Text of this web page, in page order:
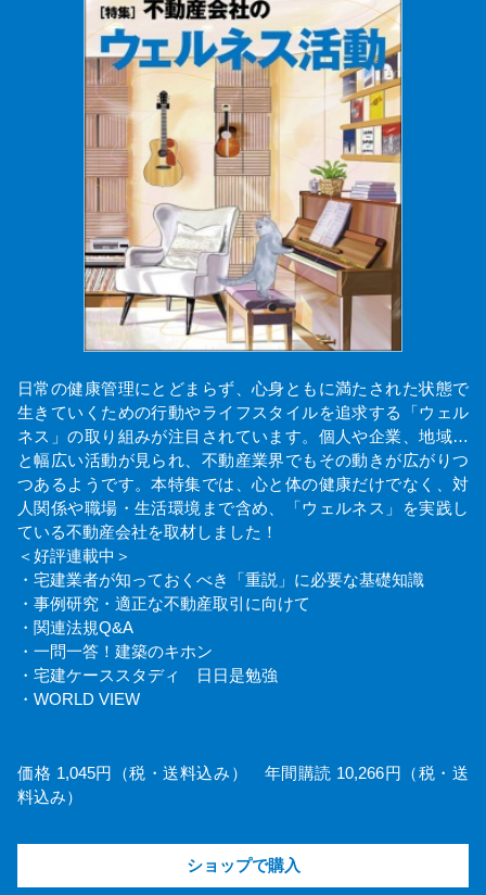
日常の健康管理にとどまらず、心身ともに満たされた状態で
生きていくための行動やライフスタイルを追求する「ウェル
ネス」の取り組みが注目されています。個人や企業、地域…
と幅広い活動が見られ、不動産業界でもその動きが広がりつ
つあるようです。本特集では、心と体の健康だけでなく、対
人関係や職場・生活環境まで含め、「ウェルネス」を実践し
ている不動産会社を取材しました！
＜好評連載中＞
・宅建業者が知っておくべき「重説」に必要な基礎知識
・事例研究・適正な不動産取引に向けて
・関連法規Q&A
・一問一答！建築のキホン
・宅建ケーススタディ 日日是勉強
・WORLD VIEW
価格 1,045円（税・送料込み） 年間購読 10,266円（税・送
料込み）
ショップで購入